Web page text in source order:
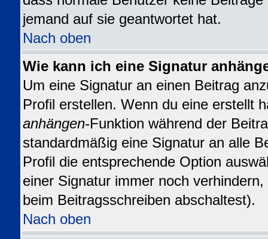
jemand auf sie geantwortet hat.
Nach oben
Wie kann ich eine Signatur
Um eine Signatur an einen Beitrag
Profil erstellen. Wenn du eine erstellt
anhängen-Funktion während der
standardmäßig eine Signatur an alle
Profil die entsprechende Option
einer Signatur immer noch
beim Beitragsschreiben abschaltest).
Nach oben